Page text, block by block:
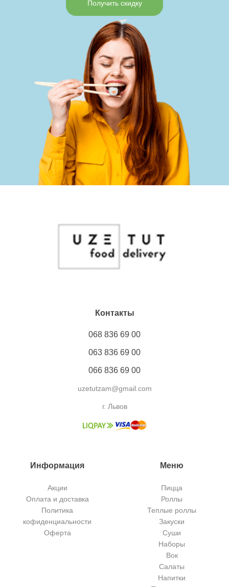
Получить скидку
Контакты
068 836 69 00
063 836 69 00
066 836 69 00
uzetutzam@gmail.com
г. Львов
Информация
Акции
Оплата и доставка
Политика
кофиденциальности
Оферта
Меню
Пицца
Роллы
Теплые роллы
Закуски
Суши
Наборы
Вок
Салаты
Напитки